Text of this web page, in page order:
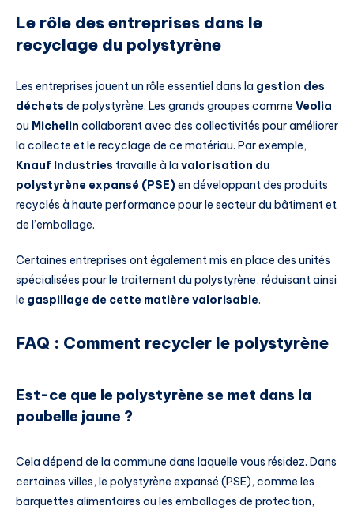
Le rôle des entreprises dans le
recyclage du polystyrène
Les entreprises jouent un rôle essentiel dans la gestion des
déchets de polystyrène. Les grands groupes comme Veolia
ou Michelin collaborent avec des collectivités pour améliorer
la collecte et le recyclage de ce matériau. Par exemple,
Knauf Industries travaille à la valorisation du
polystyrène expansé (PSE)en développant des produits
recyclés à haute performance pour le secteur du bâtiment et
de l’emballage.
Certaines entreprises ont également mis en place des unités
spécialisées pour le traitement du polystyrène, réduisant ainsi
le gaspillage de cette matière valorisable.
FAQ : Comment recycler le polystyrène
Est-ce que le polystyrène se met dans la
poubelle jaune ?
Cela dépend de la commune dans laquelle vous résidez. Dans
certaines villes, le polystyrène expansé (PSE), comme les
barquettes alimentaires ou les emballages de protection,